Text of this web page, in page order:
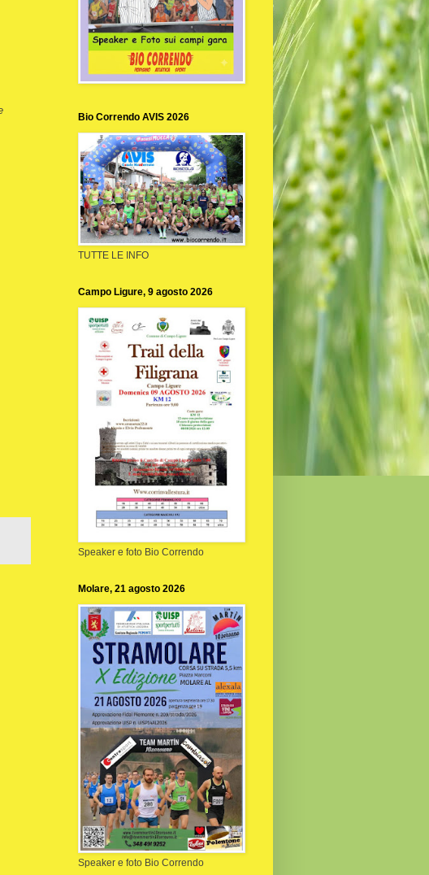
Bio Correndo AVIS 2026
TUTTE LE INFO
Campo Ligure, 9 agosto 2026
Speaker e foto Bio Correndo
Molare, 21 agosto 2026
Speaker e foto Bio Correndo